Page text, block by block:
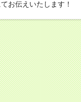
お伝えいたします！